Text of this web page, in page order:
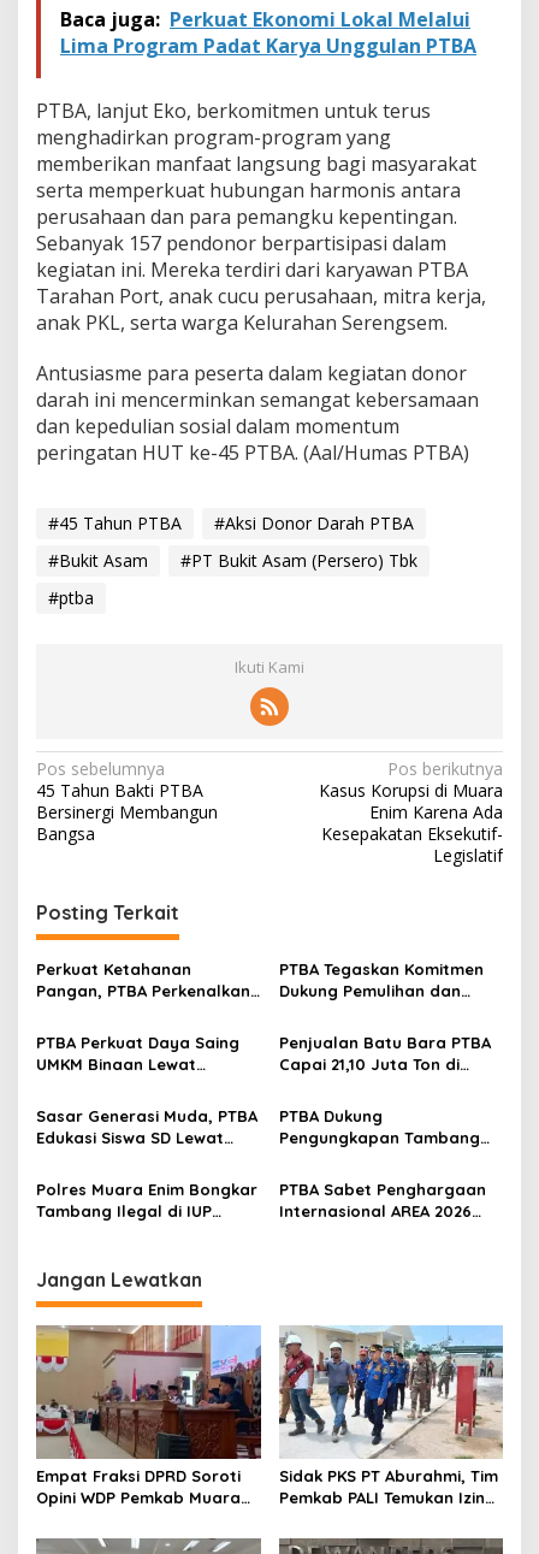
Baca juga: Perkuat Ekonomi Lokal Melalui
Lima Program Padat Karya Unggulan PTBA
PTBA, lanjut Eko, berkomitmen untuk terus
menghadirkan program-program yang
memberikan manfaat langsung bagi masyarakat
serta memperkuat hubungan harmonis antara
perusahaan dan para pemangku kepentingan.
Sebanyak 157 pendonor berpartisipasi dalam
kegiatan ini. Mereka terdiri dari karyawan PTBA
Tarahan Port, anak cucu perusahaan, mitra kerja,
anak PKL, serta warga Kelurahan Serengsem.
Antusiasme para peserta dalam kegiatan donor
darah ini mencerminkan semangat kebersamaan
dan kepedulian sosial dalam momentum
peringatan HUT ke-45 PTBA. (Aal/Humas PTBA)
#45 Tahun PTBA
#Aksi Donor Darah PTBA
#Bukit Asam
#PT Bukit Asam (Persero) Tbk
#ptba
Ikuti Kami
N
a
v
g
a
s
p
o
s
Pos sebelumnya
45 Tahun Bakti PTBA
Bersinergi Membangun
Bangsa
Pos berikutnya
Kasus Korupsi di Muara
Enim Karena Ada
Kesepakatan Eksekutif-
Legislatif
Posting Terkait
Perkuat Ketahanan
Pangan, PTBA Perkenalkan
Inagritech 2026
PTBA Tegaskan Komitmen
Dukung Pemulihan dan
Sungai
PTBA Perkuat Daya Saing
UMKM Binaan Lewat
Festival 2026
Penjualan Batu Bara PTBA
Capai 21,10 Juta Ton di
Sasar Generasi Muda, PTBA
Edukasi Siswa SD Lewat
PTBA Dukung
Pengungkapan Tambang
IUP Perseroan
Polres Muara Enim Bongkar
Tambang Ilegal di IUP
PTBA Sabet Penghargaan
Internasional AREA 2026
Jangan Lewatkan
Empat Fraksi DPRD Soroti
Opini WDP Pemkab Muara
Kelola Keuangan
Sidak PKS PT Aburahmi, Tim
Pemkab PALI Temukan Izin